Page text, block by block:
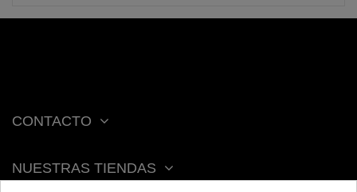
CONTACTO
NUESTRAS TIENDAS